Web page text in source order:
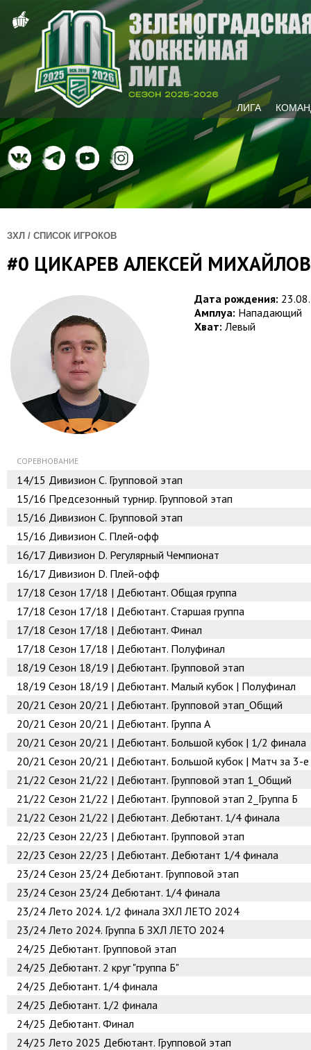
ЛИГА
ЗХЛ / СПИСОК ИГРОКОВ
#0 ЦИКАРЕВ АЛЕКСЕЙ
Дата рождения:
Амплуа: Нападающий
Хват: Левый
СОРЕВНОВАНИЕ
14/15 Дивизион C. Групповой этап
15/16 Предсезонный турнир. Групповой этап
15/16 Дивизион C. Групповой этап
15/16 Дивизион C. Плей-офф
16/17 Дивизион D. Регулярный Чемпионат
16/17 Дивизион D. Плей-офф
17/18 Сезон 17/18 | Дебютант. Общая группа
17/18 Сезон 17/18 | Дебютант. Старшая группа
17/18 Сезон 17/18 | Дебютант. Финал
17/18 Сезон 17/18 | Дебютант. Полуфинал
18/19 Сезон 18/19 | Дебютант. Групповой этап
18/19 Сезон 18/19 | Дебютант. Малый кубок | Полуфинал
20/21 Сезон 20/21 | Дебютант. Групповой этап_Общий
20/21 Сезон 20/21 | Дебютант. Группа А
20/21 Сезон 20/21 | Дебютант. Большой кубок | 1/2 финала
20/21 Сезон 20/21 | Дебютант. Большой кубок | Матч за 3-
21/22 Сезон 21/22 | Дебютант. Групповой этап 1_Общий
21/22 Сезон 21/22 | Дебютант. Групповой этап 2_Группа Б
21/22 Сезон 21/22 | Дебютант. Дебютант. 1/4 финала
22/23 Сезон 22/23 | Дебютант. Групповой этап
22/23 Сезон 22/23 | Дебютант. Дебютант 1/4 финала
23/24 Сезон 23/24 Дебютант. Групповой этап
23/24 Сезон 23/24 Дебютант. 1/4 финала
23/24 Лето 2024. 1/2 финала ЗХЛ ЛЕТО 2024
23/24 Лето 2024. Группа Б ЗХЛ ЛЕТО 2024
24/25 Дебютант. Групповой этап
24/25 Дебютант. 2 круг "группа Б"
24/25 Дебютант. 1/4 финала
24/25 Дебютант. 1/2 финала
24/25 Дебютант. Финал
24/25 Лето 2025 Дебютант. Групповой этап